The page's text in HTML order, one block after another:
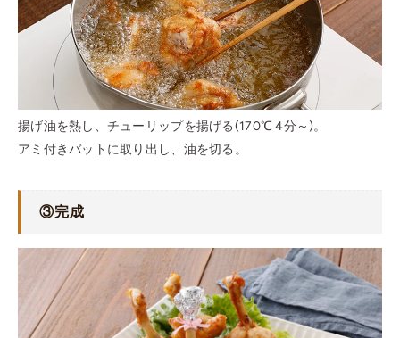
揚げ油を熱し、チューリップを揚げる(170℃ 4分～)。
アミ付きバットに取り出し、油を切る。
③完成